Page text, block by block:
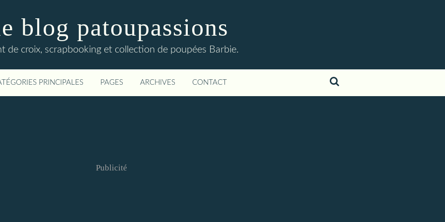
blog patoupassions
de croix, scrapbooking et collection de poupées Barbie.
PRINCIPALES PAGES ARCHIVES CONTACT
Publicité